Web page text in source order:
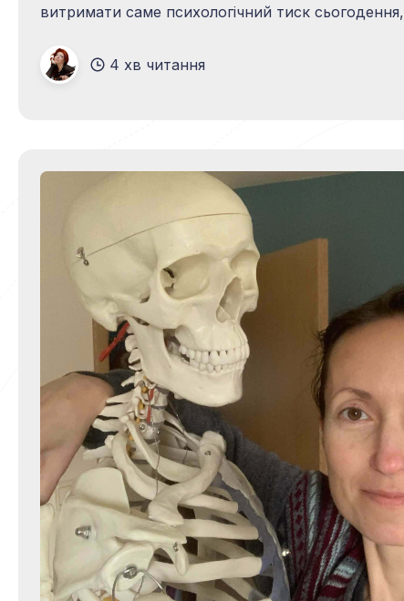
витримати саме психологічний тиск
сімʼю — пропоную розглянути у цьому матеріалі.
4 хв читання